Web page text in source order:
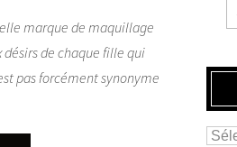
marque de maquillage
de chaque fille qui
pas forcément synonyme